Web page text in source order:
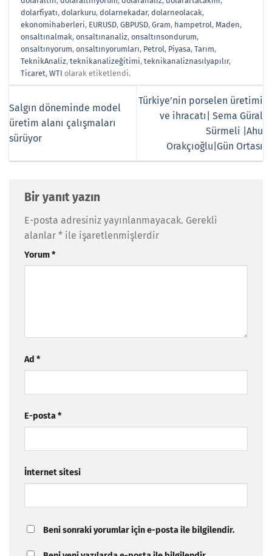
dolarfiyatı,dolarkuru,dolarnekadar,dolarneolacak,
ekonomihaberleri, EURUSD,GBPUSD,Gram, hampetrol,Maden,
onsaltınalmak,onsaltınanaliz,onsaltınsondurum,
onsaltınyorum,onsaltınyorumları, Petrol, Piyasa,Tarım,
TeknikAnaliz,teknikanalizeğitimi,teknikanaliznasılyapılır,
Ticaret,WTI olarak etiketlendi.
Salgın döneminde model
üretim alanı çalışmaları
sürüyor
Türkiye’nin porselen üretimi
ve ihracatı| Sema Güral
Sürmeli |Ahu
Orakçıoğlu|Gün Ortası
Bir yanıt yazın
E-posta adresiniz yayınlanmayacak. Gerekli
alanlar * ile işaretlenmişlerdir
Yorum*
Ad *
E-posta*
İnternet sitesi
Beni sonraki yorumlar için e-posta ile bilgilendir.